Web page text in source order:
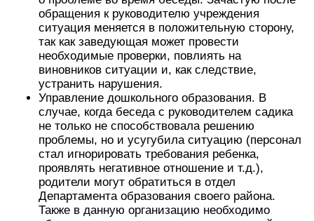
обращения к руководителю учреждения
ситуация меняется в положительную сторону,
так как заведующая может провести
необходимые проверки, повлиять на
виновников ситуации и, как следствие,
устранить нарушения.
Управление дошкольного образования. В
случае, когда беседа с руководителем садика
не только не способствовала решению
проблемы, но и усугубила ситуацию (персонал
стал игнорировать требования ребенка,
проявлять негативное отношение и т.д.),
родители могут обратиться в отдел
Департамента образования своего района.
Также в данную организацию необходимо